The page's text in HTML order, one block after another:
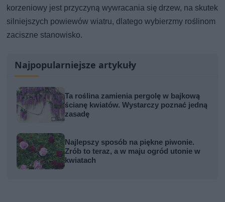
korzeniowy jest przyczyną wywracania się drzew, na skutek
silniejszych powiewów wiatru, dlatego wybierzmy roślinom
zaciszne stanowisko.
Najpopularniejsze artykuły
Ta roślina zamienia pergolę w bajkową
ścianę kwiatów. Wystarczy poznać jedną
zasadę
Najlepszy sposób na piękne piwonie.
Zrób to teraz, a w maju ogród utonie w
kwiatach